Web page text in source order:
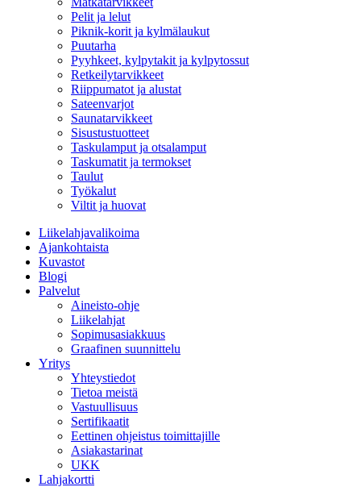
Pelit ja lelut
Piknik-korit ja kylmälaukut
Puutarha
Pyyhkeet, kylpytakit ja kylpytossut
Retkeilytarvikkeet
Riippumatot ja alustat
Sateenvarjot
Saunatarvikkeet
Sisustustuotteet
Taskulamput ja otsalamput
Taskumatit ja termokset
Taulut
Työkalut
Viltit ja huovat
Liikelahjavalikoima
Ajankohtaista
Kuvastot
Blogi
Palvelut
Aineisto-ohje
Liikelahjat
Sopimusasiakkuus
Graafinen suunnittelu
Yritys
Yhteystiedot
Tietoa meistä
Vastuullisuus
Sertifikaatit
Eettinen ohjeistus toimittajille
Asiakastarinat
UKK
Lahjakortti